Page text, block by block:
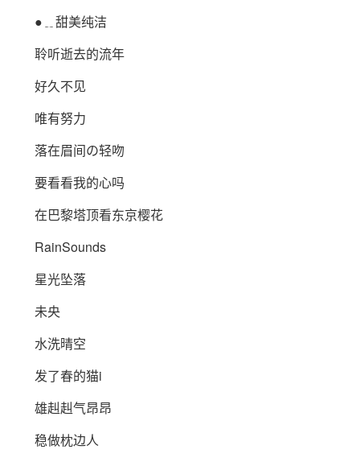
●﹎甜美纯洁
聆听逝去的流年
好久不见
唯有努力
落在眉间の轻吻
要看看我的心吗
在巴黎塔顶看东京樱花
RainSounds
星光坠落
未央
水洗晴空
发了春的猫i
雄赳赳气昂昂
稳做枕边人